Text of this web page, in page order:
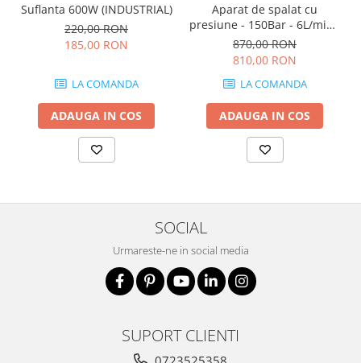
Suflanta 600W (INDUSTRIAL)
220,00 RON
185,00 RON
LA COMANDA
ADAUGA IN COS
Aparat de spalat cu
presiune - 150Bar - 6L/min -
1800W (INDUSTRIAL)
870,00 RON
810,00 RON
LA COMANDA
ADAUGA IN COS
SOCIAL
Urmareste-ne in social media
SUPORT CLIENTI